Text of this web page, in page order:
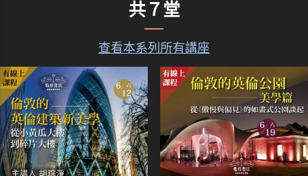
共７堂
查看本系列所有講座